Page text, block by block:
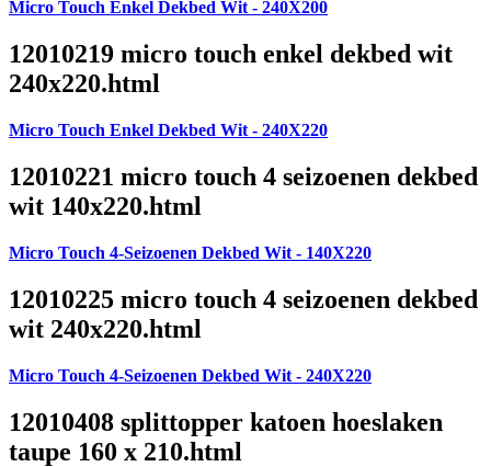
Micro Touch Enkel Dekbed Wit - 240X200
12010219 micro touch enkel dekbed wit
240x220.html
Micro Touch Enkel Dekbed Wit - 240X220
12010221 micro touch 4 seizoenen dekbed
wit 140x220.html
Micro Touch 4-Seizoenen Dekbed Wit - 140X220
12010225 micro touch 4 seizoenen dekbed
wit 240x220.html
Micro Touch 4-Seizoenen Dekbed Wit - 240X220
12010408 splittopper katoen hoeslaken
taupe 160 x 210.html